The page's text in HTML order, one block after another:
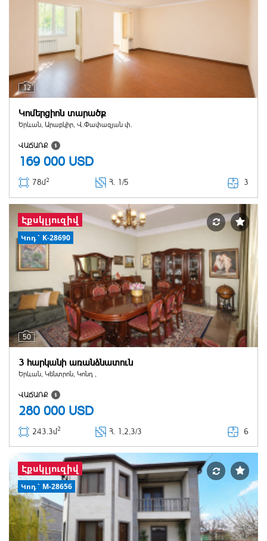
12
Կոմերցիոն տարածք
Երևան, Արաբկիր, Վ.Փափազյան փ.
ՎԱՃԱՌՔ
169 000 USD
78մ2 Հ. 1/5 3
50
Կոդ` K-28690
Էքսկլյուզիվ
3 հարկանի առանձնատուն
Երևան, Կենտրոն, Կոնդ ,
ՎԱՃԱՌՔ
280 000 USD
243.3մ2 Հ. 1,2,3/3 6
Կոդ` M-28656
Էքսկլյուզիվ